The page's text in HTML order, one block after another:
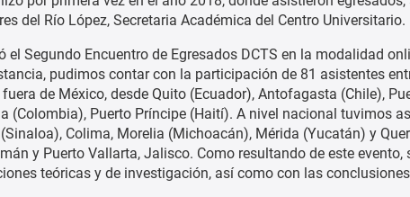
del Río López, Secretaria Académica del Centro Universitario.
el Segundo Encuentro de Egresados DCTS en la modalidad
pudimos contar con la participación de 81 asistentes
de México, desde Quito (Ecuador), Antofagasta (Chile),
(Colombia), Puerto Príncipe (Haití). A nivel nacional tuvimos
Colima, Morelia (Michoacán), Mérida (Yucatán) y
y Puerto Vallarta, Jalisco. Como resultando de este
teóricas y de investigación, así como con las